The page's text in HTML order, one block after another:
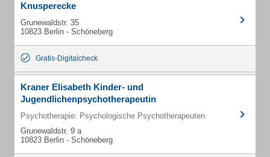
Knusperecke
Grunewaldstr. 35
10823 Berlin - Schöneberg
Gratis-Digitalcheck
Kraner Elisabeth Kinder- und
Jugendlichenpsychotherapeutin
Psychotherapie: Psychologische Psychotherapeuten
Grunewaldstr. 9 a
10823 Berlin - Schöneberg